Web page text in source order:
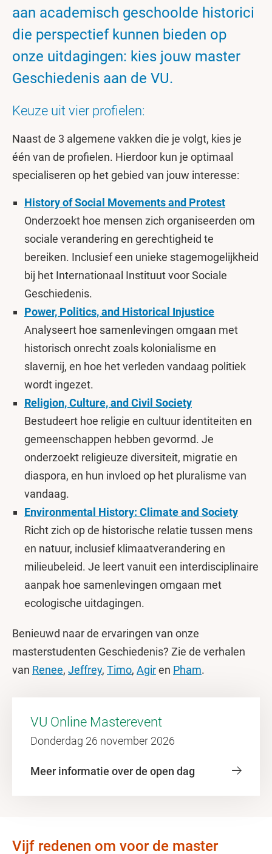
aan academisch geschoolde historici
die perspectief kunnen bieden op
onze uitdagingen: kies jouw master
Geschiedenis aan de VU.
Keuze uit vier profielen:
Naast de 3 algemene vakken die je volgt, kies je
één van de profielen. Hierdoor kun je optimaal
specialiseren op het gebied van jouw interesse:
History of Social Movements and Protest
Onderzoekt hoe mensen zich organiseerden om
sociale verandering en gerechtigheid te
bereiken. Inclusief een unieke stagemogelijkheid
bij het Internationaal Instituut voor Sociale
Geschiedenis.
Power, Politics, and Historical Injustice
Analyseert hoe samenlevingen omgaan met
historisch onrecht zoals kolonialisme en
slavernij, en hoe het verleden vandaag politiek
wordt ingezet.
Religion, Culture, and Civil Society
Bestudeert hoe religie en cultuur identiteiten en
gemeenschappen hebben gevormd. Je
onderzoekt religieuze diversiteit, migratie en
diaspora, en hun invloed op het pluralisme van
vandaag.
Environmental History: Climate and Society
Richt zich op de historische relatie tussen mens
en natuur, inclusief klimaatverandering en
milieubeleid. Je leert vanuit een interdisciplinaire
aanpak hoe samenlevingen omgaan met
ecologische uitdagingen.
Benieuwd naar de ervaringen van onze
masterstudenten Geschiedenis? Zie de verhalen
van Renee, Jeffrey, Timo, Agiren Pham.
VU Online Masterevent
Donderdag 26 november 2026
Meer informatie over de open dag
Vijf redenen om voor de master